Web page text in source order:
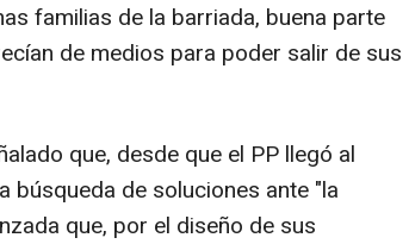
familias de la barriada, buena parte
de medios para poder salir de sus
que, desde que el PP llegó al
búsqueda de soluciones ante "la
que, por el diseño de sus